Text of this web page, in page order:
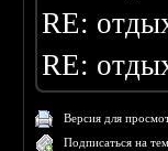
RE:
RE:
Версия для
Подписаться на